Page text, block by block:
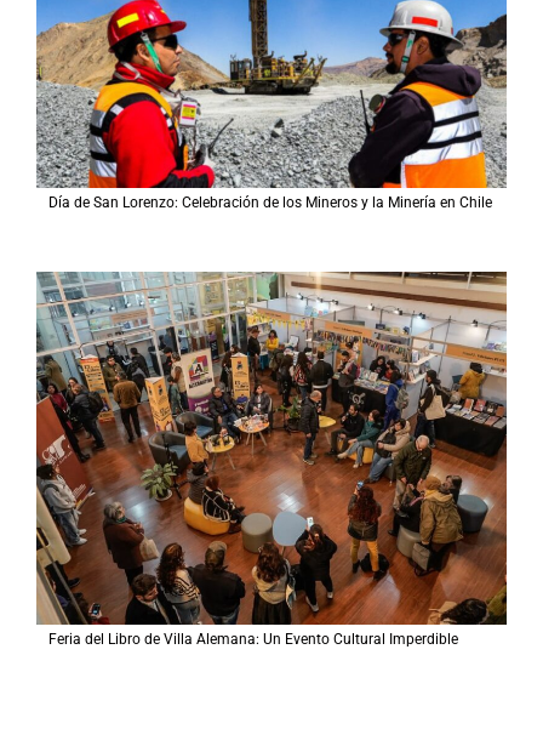
Día de San Lorenzo: Celebración de los Mineros y la Minería en Chile
Feria del Libro de Villa Alemana: Un Evento Cultural Imperdible